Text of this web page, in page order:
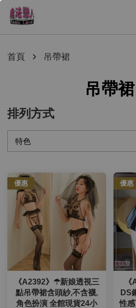
首頁 › 吊帶裙
吊帶裙
排列方式
優惠
《A2392》☂新娘透視三
點吊帶裙含頭紗,不含襪,
角色扮演 全館現貨24小
優惠
DS
性